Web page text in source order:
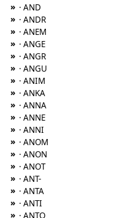
» · AND
» · ANDR
» · ANEM
» · ANGE
» · ANGR
» · ANGU
» · ANIM
» · ANKA
» · ANNA
» · ANNE
» · ANNI
» · ANOM
» · ANON
» · ANOT
» · ANT-
» · ANTA
» · ANTI
» · ANTO